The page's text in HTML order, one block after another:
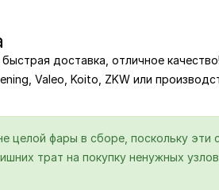
доставка, отличное
Valeo, Koito, ZKW или
целой фары в сборе, поскольку эти
трат на покупку ненужных